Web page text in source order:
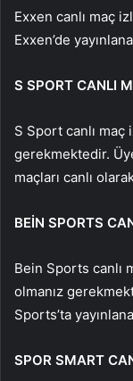
Exxen canlı maç
Exxen’de
S SPORT CANLI
S Sport canlı maç
gerekmektedir.
maçları canlı
BEİN SPORTS
Bein Sports canlı
olmanız
Sports’ta
SPOR SMART